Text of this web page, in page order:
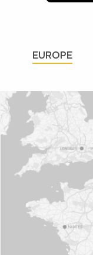
EUROPE